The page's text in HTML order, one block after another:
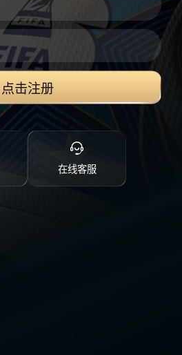
点击注册
在线客服